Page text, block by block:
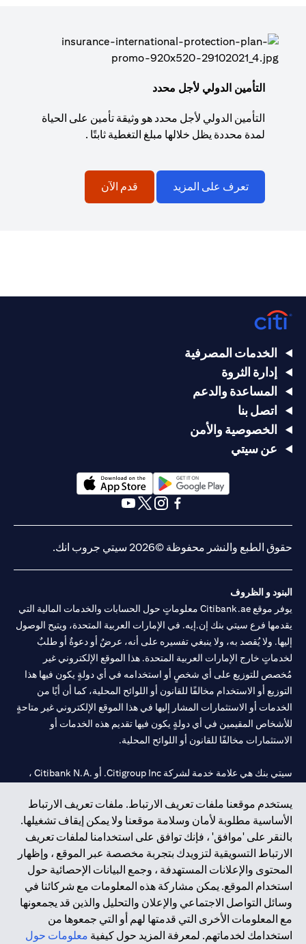
التأمين الدولي لأجل محدد
التأمين الدولي لأجل محدد هو وثيقة تأمين على الحياة
لمدة محددة يظل خلالها مبلغ التغطية ثابتًا .
تعرف على المزيد قدم الآن
يستخدم موقعنا ملفات تعريف الارتباط. ملفات تعريف الارتباط
الأساسية مطلوبة لأمان وسلامة موقعنا ولا يمكن إيقاف تشغيلها.
بالنقر على 'موافق' ، فإنك توافق على استخدامنا لملفات تعريف
الارتباط التسويقية لتزويدك بتجربة مخصصة عبر الموقع ، وإظهار
المحتوى والإعلانات المستهدفة ، وجمع البيانات الإحصائية حول
استخدام الموقع. يمكن مشاركة هذه المعلومات مع شركائنا في
وسائل التواصل الاجتماعي والإعلان والتحليل والذين قد يجمعونها
مع المعلومات الأخرى التي قدمتها لهم أو التي جمعوها من
استخدامك لخدماتهم. لمعرفة المزيد حول كيفية معلومات حول
الخدمات المصرفية
إدارة الثروة
المساعدة والدعم
اتصل بنا
الخصوصية والأمن
عن سيتي
opens in a new tab
opens in a new tab
حقوق الطبع والنشر محفوظة ©2026 سيتي جروب انك.
البنود و الظروف
يوفر موقع Citibank.ae معلوماتٍ حول الحسابات والخدمات المالية التي
يقدمها فرع سيتي بنك إن.إيه. في الإمارات العربية المتحدة، ويتيح الوصول
إليها. ولا يُقصد به، ولا ينبغي تفسيره على أنه، عرضٌ أو دعوةٌ أو طلبٌ
لخدماتٍ خارج الإمارات العربية المتحدة. هذا الموقع الإلكتروني غير
مُخصص للتوزيع على أي شخصٍ أو استخدامه في أي دولةٍ يكون فيها هذا
التوزيع أو الاستخدام مخالفًا للقانون أو اللوائح المحلية، كما أن أيًا من
الخدمات أو الاستثمارات المشار إليها في هذا الموقع الإلكتروني غير متاحةٍ
للأشخاص المقيمين في أي دولةٍ يكون فيها تقديم هذه الخدمات أو
الاستثمارات مخالفًا للقانون أو اللوائح المحلية.
سيتي بنك هي علامة خدمة لشركة Citigroup Inc. أو .Citibank N.A ،
سيتي بنك إن. إيه. الإمارات مسجل لدى مصرف الإمارات المركزي تحت
أرقام التراخيص 202563 لفرع الوصل في دبي، 531989 لفرع مول
الإمارات في دبي، و CN-1002019 لفرع أبوظبي. هاتف: 4000 311 04.
فرع سيتي بنك إن إيه - الإمارات العربية المتحدة مرخص من مصرف
الإمارات العربية المتحدة المركزي كفرع لبنك أجنبي.
سيتي بنك إن إيه الإمارات العربية المتحدة مرخص من هيئة الأوراق المالية
والسلع في الإمارات العربية المتحدة ("SCA") للقيام بالنشاط المالي لـ أ)
الاستشارات المالية والتعريف والترويج بموجب ترخيص رقم